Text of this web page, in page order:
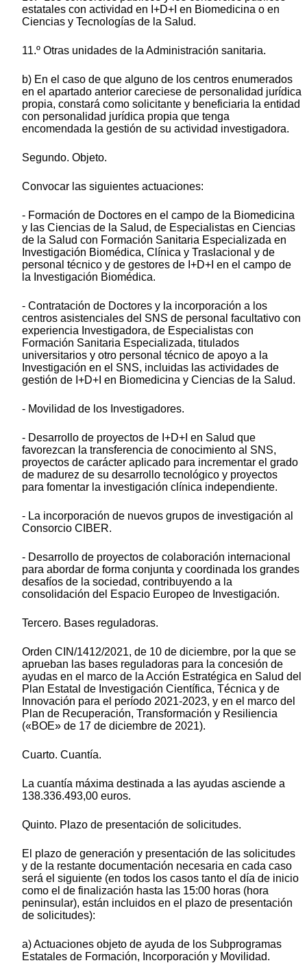
estatales con actividad en I+D+I en Biomedicina o en
Ciencias y Tecnologías de la Salud.
11.º Otras unidades de la Administración sanitaria.
b) En el caso de que alguno de los centros enumerados
en el apartado anterior careciese de personalidad jurídica
propia, constará como solicitante y beneficiaria la entidad
con personalidad jurídica propia que tenga
encomendada la gestión de su actividad investigadora.
Segundo. Objeto.
Convocar las siguientes actuaciones:
- Formación de Doctores en el campo de la Biomedicina
y las Ciencias de la Salud, de Especialistas en Ciencias
de la Salud con Formación Sanitaria Especializada en
Investigación Biomédica, Clínica y Traslacional y de
personal técnico y de gestores de I+D+I en el campo de
la Investigación Biomédica.
- Contratación de Doctores y la incorporación a los
centros asistenciales del SNS de personal facultativo con
experiencia Investigadora, de Especialistas con
Formación Sanitaria Especializada, titulados
universitarios y otro personal técnico de apoyo a la
Investigación en el SNS, incluidas las actividades de
gestión de I+D+I en Biomedicina y Ciencias de la Salud.
- Movilidad de los Investigadores.
- Desarrollo de proyectos de I+D+I en Salud que
favorezcan la transferencia de conocimiento al SNS,
proyectos de carácter aplicado para incrementar el grado
de madurez de su desarrollo tecnológico y proyectos
para fomentar la investigación clínica independiente.
- La incorporación de nuevos grupos de investigación al
Consorcio CIBER.
- Desarrollo de proyectos de colaboración internacional
para abordar de forma conjunta y coordinada los grandes
desafíos de la sociedad, contribuyendo a la
consolidación del Espacio Europeo de Investigación.
Tercero. Bases reguladoras.
Orden CIN/1412/2021, de 10 de diciembre, por la que se
aprueban las bases reguladoras para la concesión de
ayudas en el marco de la Acción Estratégica en Salud del
Plan Estatal de Investigación Científica, Técnica y de
Innovación para el período 2021-2023, y en el marco del
Plan de Recuperación, Transformación y Resiliencia
(«BOE» de 17 de diciembre de 2021).
Cuarto. Cuantía.
La cuantía máxima destinada a las ayudas asciende a
138.336.493,00 euros.
Quinto. Plazo de presentación de solicitudes.
El plazo de generación y presentación de las solicitudes
y de la restante documentación necesaria en cada caso
será el siguiente (en todos los casos tanto el día de inicio
como el de finalización hasta las 15:00 horas (hora
peninsular), están incluidos en el plazo de presentación
de solicitudes):
a) Actuaciones objeto de ayuda de los Subprogramas
Estatales de Formación, Incorporación y Movilidad.